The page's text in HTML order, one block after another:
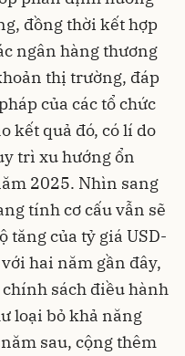
đồng thời kết hợp
ngân hàng thương
thị trường, đáp
của các tổ chức
kết quả đó, có lí do
trì xu hướng ổn
2025. Nhìn sang
tính cơ cấu vẫn sẽ
của tỷ giá USD-
hai năm gần đây,
sách điều hành
loại bỏ khả năng
sau, cộng thêm